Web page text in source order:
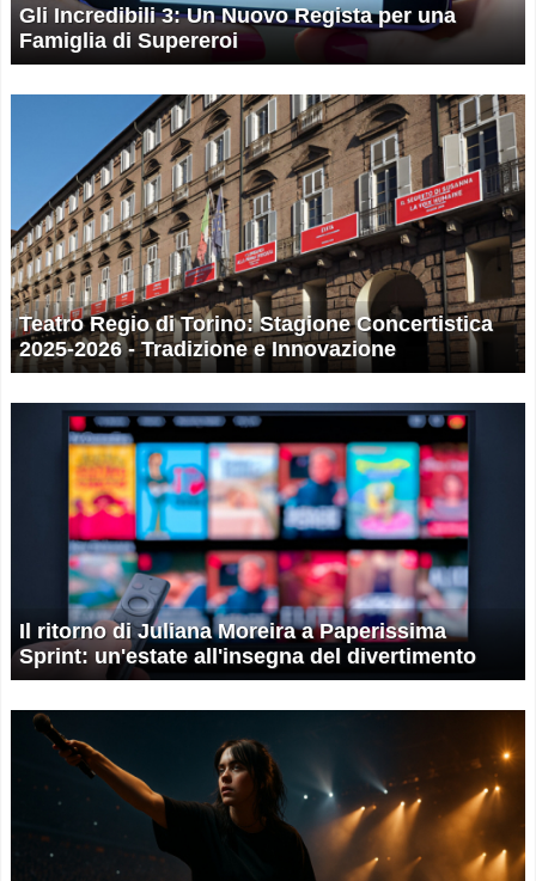
Gli Incredibili 3: Un Nuovo Regista per una
Famiglia di Supereroi
Teatro Regio di Torino: Stagione Concertistica
2025-2026 - Tradizione e Innovazione
Il ritorno di Juliana Moreira a Paperissima
Sprint: un'estate all'insegna del divertimento